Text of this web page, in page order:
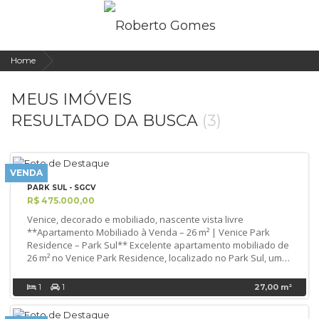
Home
MEUS IMÓVEIS
RESULTADO DA BUSCA (3)
VENDA
PARK SUL - SGCV
R$ 475.000,00
Venice, decorado e mobiliado, nascente vista livre
**Apartamento Mobiliado à Venda – 26 m² | Venice Park
Residence – Park Sul** Excelente apartamento mobiliado de
26 m² no Venice Park Residence, localizado no Park Sul, uma
ambiente bem planejado, totalmente mobiliado, com móveis
sob medida, ar-condicionado, cozinha equipada com
armários, cooktop, geladeira e micro-ondas, além de
1 1 27,00 m²